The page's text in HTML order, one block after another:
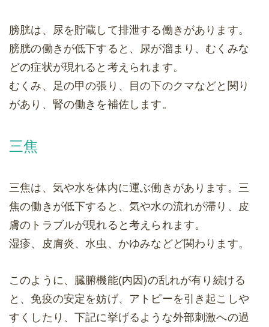
膀胱は、尿を貯蔵して排泄する働きがあります。
膀胱の働きが低下すると、尿が溜まり、むくみな
どの症状が現れると考えられます。
むくみ、足の甲の張り、目の下のクマなどと関り
があり、腎の働きを補佐します。
三焦
三焦は、気や水を体内に運ぶ働きがあります。三
焦の働きが低下すると、気や水の流れが滞り、皮
膚のトラブルが現れると考えられます。
湿疹、皮膚炎、水虫、かゆみなどど関わります。
このように、臓腑機能(内因)の乱れが有り続ける
と、免疫の安定を妨げ、アトピーを引き起こしや
すくしたり、下記に挙げるような外部刺激への過